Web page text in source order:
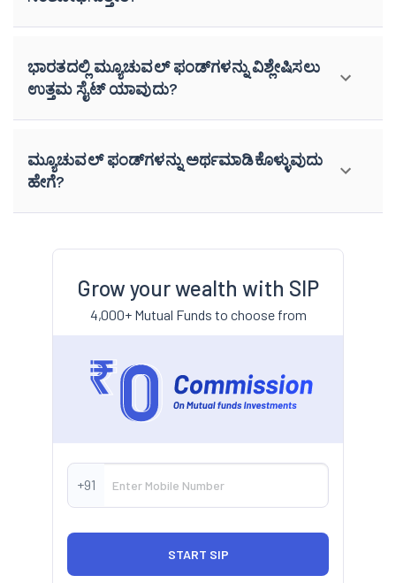
ಭಾರತದಲ್ಲಿ ಮ್ಯೂಚುವಲ್ ಫಂಡ್‌ಗಳನ್ನು ವಿಶ್ಲೇಷಿಸಲು
ಉತ್ತಮ ಸೈಟ್ ಯಾವುದು?
ಮ್ಯೂಚುವಲ್ ಫಂಡ್‌ಗಳನ್ನು ಅರ್ಥಮಾಡಿಕೊಳ್ಳುವುದು
ಹೇಗೆ?
Grow your wealth with SIP
4,000+ Mutual Funds to choose from
+91